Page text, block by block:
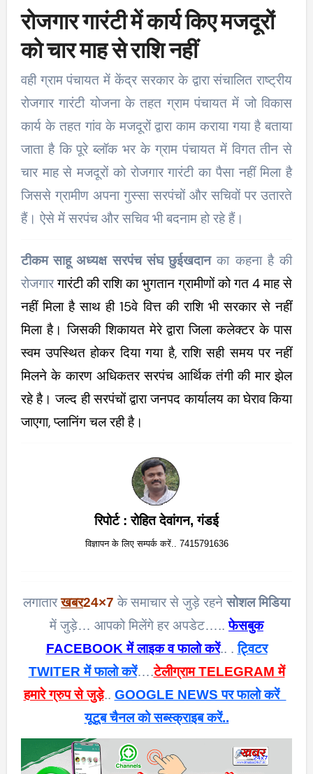
रोजगार गारंटी में कार्य किए मजदूरों
को चार माह से राशि नहीं
वही ग्राम पंचायत में केंद्र सरकार के द्वारा संचालित राष्ट्रीय
रोजगार गारंटी योजना के तहत ग्राम पंचायत में जो विकास
कार्य के तहत गांव के मजदूरों द्वारा काम कराया गया है बताया
जाता है कि पूरे ब्लॉक भर के ग्राम पंचायत में विगत तीन से
चार माह से मजदूरों को रोजगार गारंटी का पैसा नहीं मिला है
जिससे ग्रामीण अपना गुस्सा सरपंचों और सचिवों पर उतारते
हैं। ऐसे में सरपंच और सचिव भी बदनाम हो रहे हैं।
टीकम साहू अध्यक्ष सरपंच संघ छुईखदानका कहना है की
रोजगारगारंटी की राशि का भुगतान ग्रामीणों को गत 4 माह से
नहीं मिला है साथ ही 15वे वित्त की राशि भी सरकार से नहीं
मिला है। जिसकी शिकायत मेरे द्वारा जिला कलेक्टर के पास
स्वम उपस्थित होकर दिया गया है, राशि सही समय पर नहीं
मिलने के कारण अधिकतर सरपंच आर्थिक तंगी की मार झेल
रहे है। जल्द ही सरपंचों द्वारा जनपद कार्यालय का घेराव किया
जाएगा, प्लानिंग चल रही है।
रिपोर्ट : रोहित देवांगन, गंडई
विज्ञापन के लिए सम्पर्क करें.. 7415791636
लगातारखबर24×7 के समाचार से जुड़े रहनेसोशल मिडिया
में जुड़े… आपको मिलेंगे हर अपडेट…..फेसबुक
FACEBOOK में लाइक व फालो करें.. .ट्विटर
TWITER में फालो करें….टेलीग्राम TELEGRAM में
हमारे ग्रुप से जुड़े.. GOOGLE NEWS पर फालो करें
यूटूब चैनल को सब्स्क्राइब करें..